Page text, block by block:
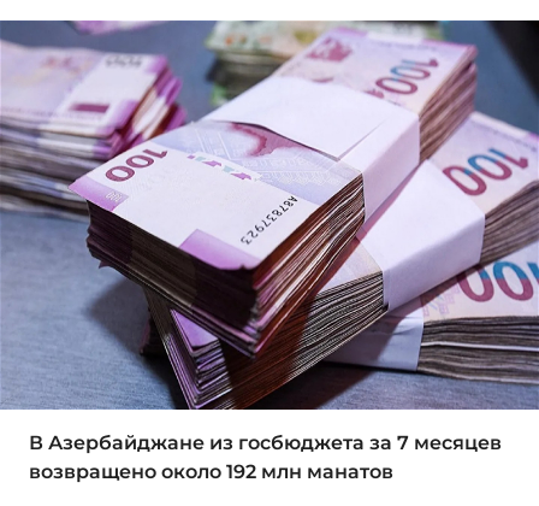
В Азербайджане из госбюджета за 7 месяцев
возвращено около 192 млн манатов